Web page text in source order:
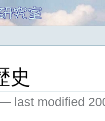
史
last modified